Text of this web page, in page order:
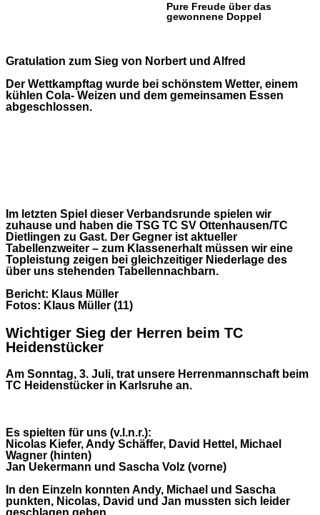
Pure Freude über das
gewonnene Doppel
Gratulation zum Sieg von Norbert und Alfred
Der Wettkampftag wurde bei schönstem Wetter, einem
kühlen Cola- Weizen und dem gemeinsamen Essen
abgeschlossen.
Im letzten Spiel dieser Verbandsrunde spielen wir
zuhause und haben die TSG TC SV Ottenhausen/TC
Dietlingen zu Gast. Der Gegner ist aktueller
Tabellenzweiter – zum Klassenerhalt müssen wir eine
Topleistung zeigen bei gleichzeitiger Niederlage des
über uns stehenden Tabellennachbarn.
Bericht: Klaus Müller
Fotos: Klaus Müller (11)
Wichtiger Sieg der Herren beim TC
Heidenstücker
Am Sonntag, 3. Juli, trat unsere Herrenmannschaft beim
TC Heidenstücker in Karlsruhe an.
Es spielten für uns (v.l.n.r.):
Nicolas Kiefer, Andy Schäffer, David Hettel, Michael
Wagner (hinten)
Jan Uekermann und Sascha Volz (vorne)
In den Einzeln konnten Andy, Michael und Sascha
punkten, Nicolas, David und Jan mussten sich leider
geschlagen geben.